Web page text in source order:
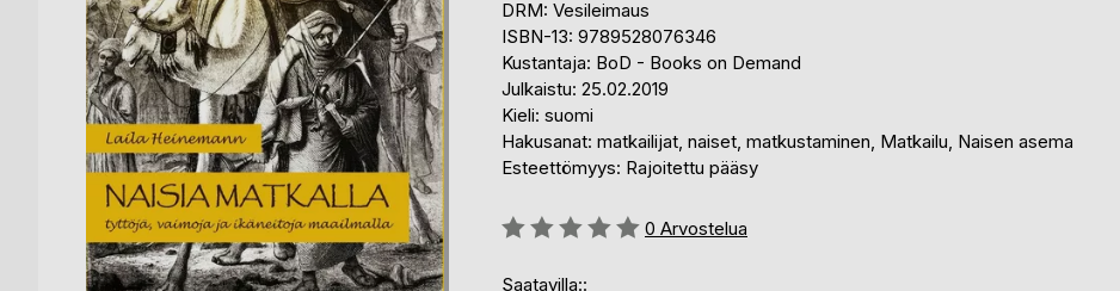
DRM: Vesileimaus
ISBN-13: 9789528076346
Kustantaja: BoD - Books on Demand
Julkaistu: 25.02.2019
Kieli: suomi
Hakusanat: matkailijat, naiset, matkustaminen, Matkailu, Naisen asema
Esteettömyys: Rajoitettu pääsy
Arvostelu::
0 Arvostelua
Saatavilla::